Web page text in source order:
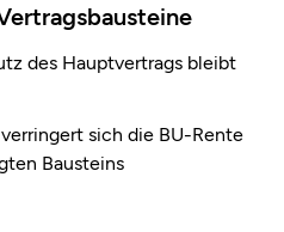
des Hauptvertrags bleibt
sich die BU-Rente
Bausteins